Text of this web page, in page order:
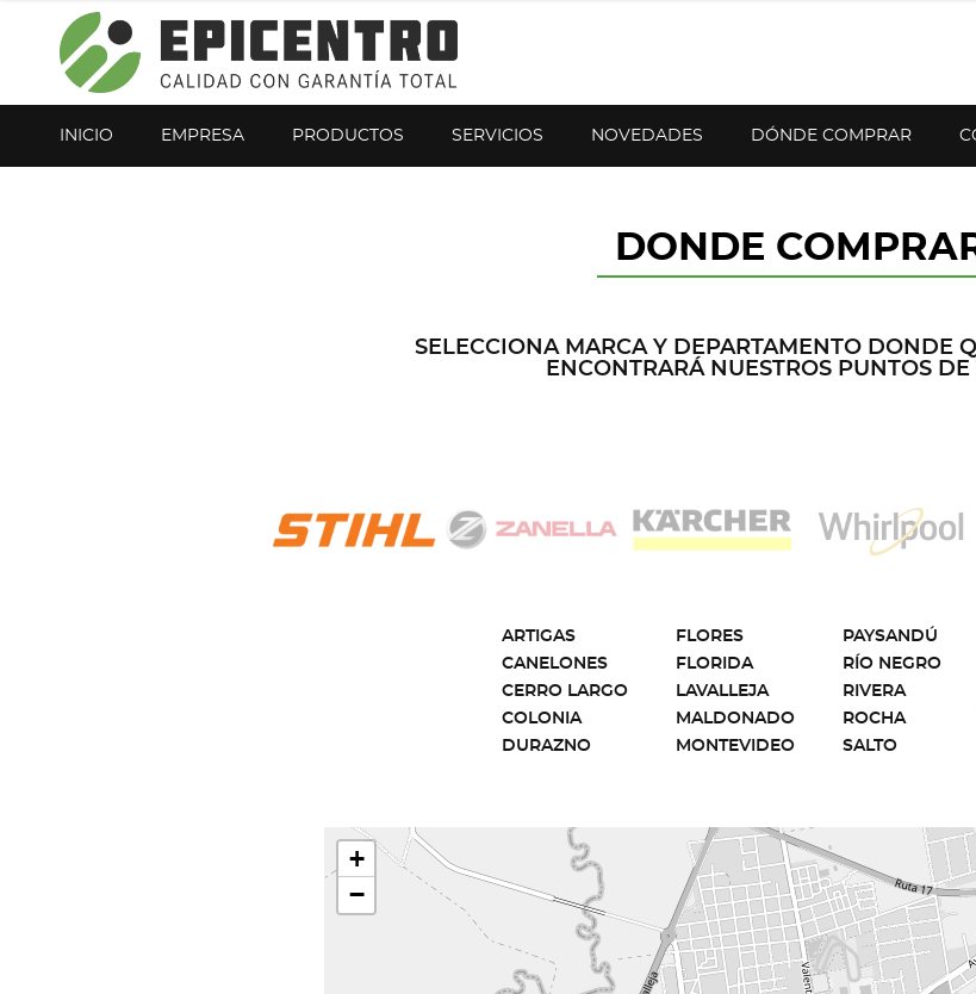
¿Olvidó su contraseña?
INICIO EMPRESA PRODUCTOS SERVICIOS NOVEDADES DÓNDE COMPRAR
DONDE
SELECCIONA MARCA Y DEPARTAMENTO DONDE
ENCONTRARÁ NUESTROS PUNTOS DE
ARTIGAS
CANELONES
CERRO LARGO
COLONIA
DURAZNO
FLORES
FLORIDA
LAVALLEJA
MALDONADO
MONTEVIDEO
PAYSANDÚ
RÍO NEGRO
RIVERA
ROCHA
SALTO
+
−